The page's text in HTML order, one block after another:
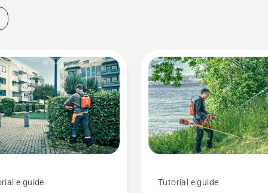
e guide Tutorial e guide